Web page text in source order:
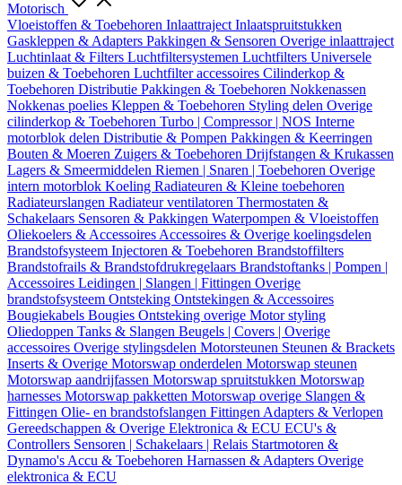
Motorisch
Vloeistoffen & Toebehoren Inlaattraject Inlaatspruitstukken
Gaskleppen & Adapters Pakkingen & Sensoren Overige inlaattraject
Luchtinlaat & Filters Luchtfiltersystemen Luchtfilters Universele
buizen & Toebehoren Luchtfilter accessoires Cilinderkop &
Toebehoren Distributie Pakkingen & Toebehoren Nokkenassen
Nokkenas poelies Kleppen & Toebehoren Styling delen Overige
cilinderkop & Toebehoren Turbo | Compressor | NOS Interne
motorblok delen Distributie & Pompen Pakkingen & Keerringen
Bouten & Moeren Zuigers & Toebehoren Drijfstangen & Krukassen
Lagers & Smeermiddelen Riemen | Snaren | Toebehoren Overige
intern motorblok Koeling Radiateuren & Kleine toebehoren
Radiateurslangen Radiateur ventilatoren Thermostaten &
Schakelaars Sensoren & Pakkingen Waterpompen & Vloeistoffen
Oliekoelers & Accessoires Accessoires & Overige koelingsdelen
Brandstofsysteem Injectoren & Toebehoren Brandstoffilters
Brandstofrails & Brandstofdrukregelaars Brandstoftanks | Pompen |
Accessoires Leidingen | Slangen | Fittingen Overige
brandstofsysteem Ontsteking Ontstekingen & Accessoires
Bougiekabels Bougies Ontsteking overige Motor styling
Oliedoppen Tanks & Slangen Beugels | Covers | Overige
accessoires Overige stylingsdelen Motorsteunen Steunen & Brackets
Inserts & Overige Motorswap onderdelen Motorswap steunen
Motorswap aandrijfassen Motorswap spruitstukken Motorswap
harnesses Motorswap pakketten Motorswap overige Slangen &
Fittingen Olie- en brandstofslangen Fittingen Adapters & Verlopen
Gereedschappen & Overige Elektronica & ECU ECU's &
Controllers Sensoren | Schakelaars | Relais Startmotoren &
Dynamo's Accu & Toebehoren Harnassen & Adapters Overige
elektronica & ECU